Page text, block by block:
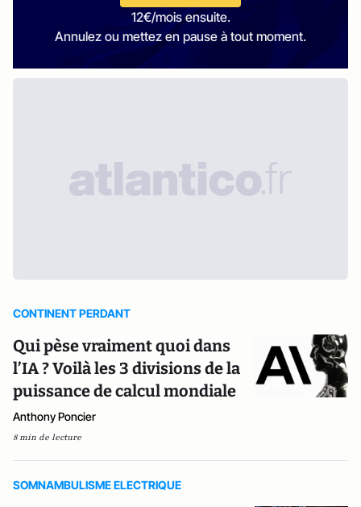
12€/mois ensuite.
Annulez ou mettez en pause à tout moment.
CONTINENT PERDANT
Qui pèse vraiment quoi dans
l’IA ? Voilà les 3 divisions de la
puissance de calcul mondiale
Anthony Poncier
8 min de lecture
SOMNAMBULISME ELECTRIQUE